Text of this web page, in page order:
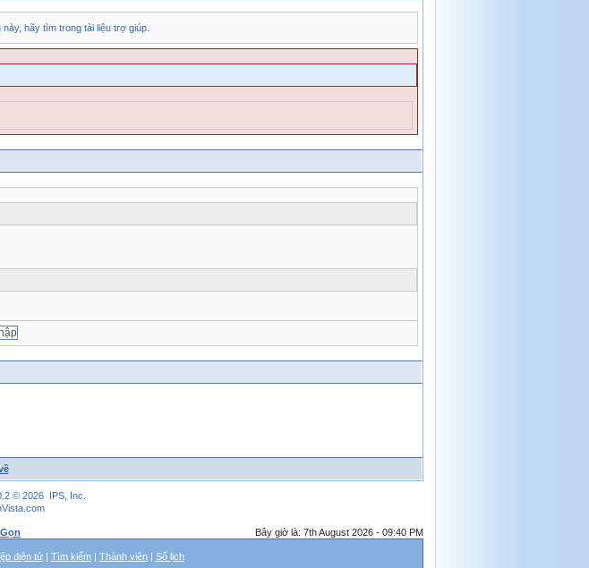
hãy tìm trong tài liệu trợ giúp.
© 2026 IPS, Inc.
Bây giờ là: 7th August 2026 - 09:40 PM
điện tử| Tìm kiếm| Thành viên| Sổ lịch